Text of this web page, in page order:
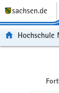
Hochschule